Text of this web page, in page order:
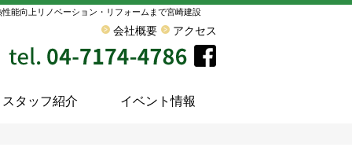
能向上リノベーション・リフォームまで宮崎建設
会社概要 アクセス
スタッフ紹介 イベント情報